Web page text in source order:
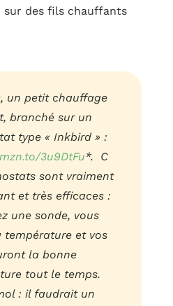
sur des fils chauffants
un petit chauffage
branché sur un
type « Inkbird » :
3u9DtFu*. C
sont vraiment
et très efficaces :
une sonde, vous
température et vos
la bonne
tout le temps.
: il faudrait un